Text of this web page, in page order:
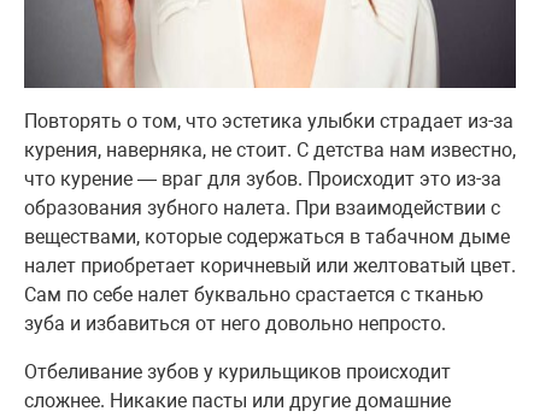
Повторять о том, что эстетика улыбки страдает из-за
курения, наверняка, не стоит. С детства нам известно,
что курение — враг для зубов. Происходит это из-за
образования зубного налета. При взаимодействии с
веществами, которые содержаться в табачном дыме
налет приобретает коричневый или желтоватый цвет.
Сам по себе налет буквально срастается с тканью
зуба и избавиться от него довольно непросто.
Отбеливание зубов у курильщиков происходит
сложнее. Никакие пасты или другие домашние